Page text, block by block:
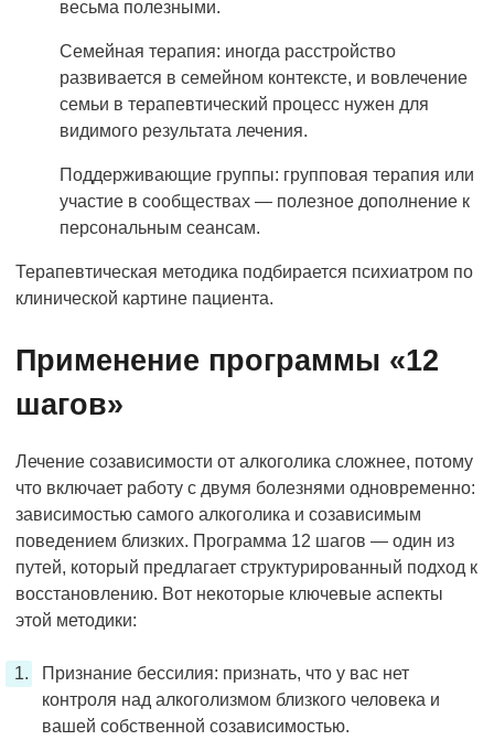
весьма полезными.
Семейная терапия: иногда расстройство
развивается в семейном контексте, и вовлечение
семьи в терапевтический процесс нужен для
видимого результата лечения.
Поддерживающие группы: групповая терапия или
участие в сообществах — полезное дополнение к
персональным сеансам.
Терапевтическая методика подбирается психиатром по
клинической картине пациента.
Применение программы «12
шагов»
Лечение созависимости от алкоголика сложнее, потому
что включает работу с двумя болезнями одновременно:
зависимостью самого алкоголика и созависимым
поведением близких. Программа 12 шагов — один из
путей, который предлагает структурированный подход к
восстановлению. Вот некоторые ключевые аспекты
этой методики:
Признание бессилия: признать, что у вас нет
контроля над алкоголизмом близкого человека и
вашей собственной созависимостью.